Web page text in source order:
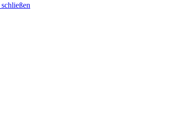
schließen